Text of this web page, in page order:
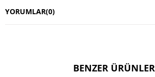
YORUMLAR(0)
BENZER ÜRÜNLER